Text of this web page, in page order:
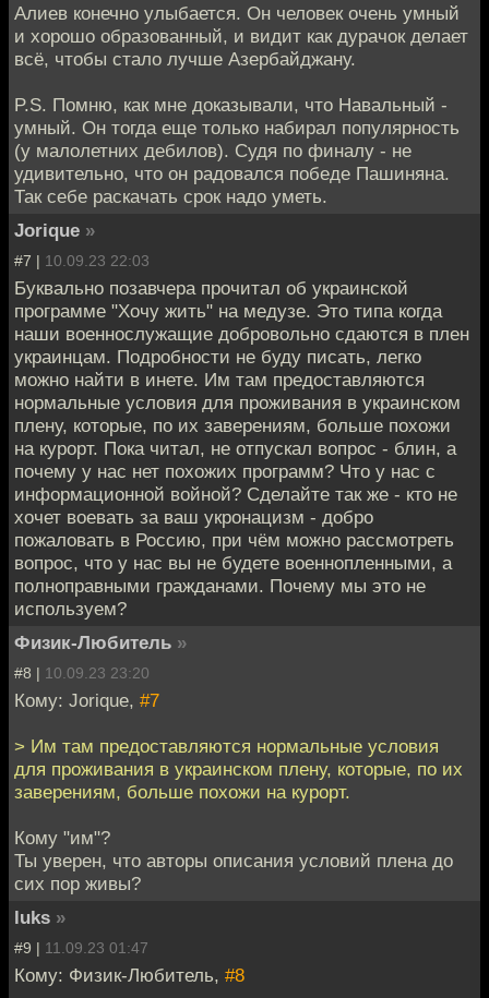
Алиев конечно улыбается. Он человек очень умный
и хорошо образованный, и видит как дурачок делает
всё, чтобы стало лучше Азербайджану.
P.S. Помню, как мне доказывали, что Навальный -
умный. Он тогда еще только набирал популярность
(у малолетних дебилов). Судя по финалу - не
удивительно, что он радовался победе Пашиняна.
Так себе раскачать срок надо уметь.
Jorique »
#7 | 10.09.23 22:03
Буквально позавчера прочитал об украинской
программе "Хочу жить" на медузе. Это типа когда
наши военнослужащие добровольно сдаются в плен
украинцам. Подробности не буду писать, легко
можно найти в инете. Им там предоставляются
нормальные условия для проживания в украинском
плену, которые, по их заверениям, больше похожи
на курорт. Пока читал, не отпускал вопрос - блин, а
почему у нас нет похожих программ? Что у нас с
информационной войной? Сделайте так же - кто не
хочет воевать за ваш укронацизм - добро
пожаловать в Россию, при чём можно рассмотреть
вопрос, что у нас вы не будете военнопленными, а
полноправными гражданами. Почему мы это не
используем?
Физик-Любитель »
#8 | 10.09.23 23:20
Кому: Jorique, #7
> Им там предоставляются нормальные условия
для проживания в украинском плену, которые, по их
заверениям, больше похожи на курорт.
Кому "им"?
Ты уверен, что авторы описания условий плена до
сих пор живы?
luks »
#9 | 11.09.23 01:47
Кому: Физик-Любитель, #8